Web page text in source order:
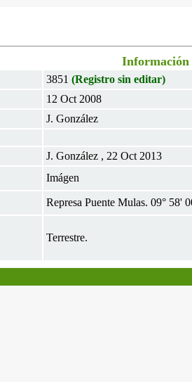
Información
3851 (Registro sin editar)
12 Oct 2008
J. González
J. González , 22 Oct 2013
Imágen
Represa Puente Mulas. 09° 58'
Terrestre.